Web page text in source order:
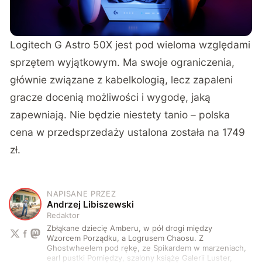
Logitech G Astro 50X jest pod wieloma względami
sprzętem wyjątkowym. Ma swoje ograniczenia,
głównie związane z kabelkologią, lecz zapaleni
gracze docenią możliwości i wygodę, jaką
zapewniają. Nie będzie niestety tanio – polska
cena w przedsprzedaży ustalona została na 1749
zł.
A
NAPISANE PRZEZ
Andrzej Libiszewski
Redaktor
Zbłąkane dziecię Amberu, w pół drogi między
Wzorcem Porządku, a Logrusem Chaosu. Z
Ghostwheelem pod rękę, ze Spikardem w marzeniach,
earl pustki Pomiędzy, szalony książę Galerii Luster,